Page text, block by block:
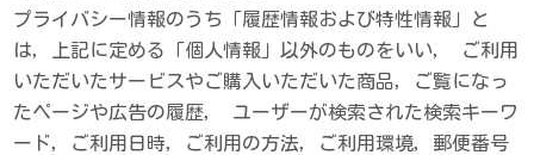
プライバシー情報のうち「履歴情報および特性情報」と
は，上記に定める「個人情報」以外のものをいい， ご利用
いただいたサービスやご購入いただいた商品，ご覧になっ
たページや広告の履歴， ユーザーが検索された検索キーワ
ード，ご利用日時，ご利用の方法，ご利用環境，郵便番号